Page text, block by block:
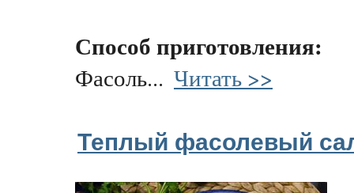
Способ приготовления:
Фасоль... Читать >>
Теплый фасолевый